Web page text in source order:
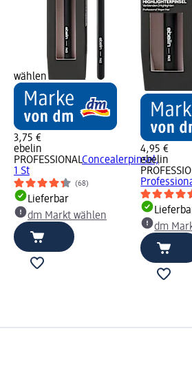
wählen
3,75 €
ebelin
PROFESSIONALConcealerpinsel,
1 St
(68)
Lieferbar
dm Markt wählen
4,95 €
ebelin
dm